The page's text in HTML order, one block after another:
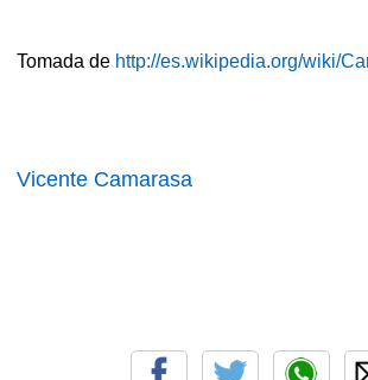
Tomada de http://es.wikipedia.org/wiki/
Vicente Camarasa